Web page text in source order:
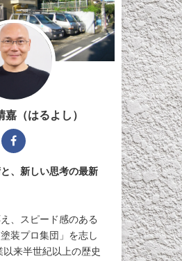
嘉（はるよし）
と、新しい思考の最新
、スピード感のある
装プロ集団」を志し
来半世紀以上の歴史